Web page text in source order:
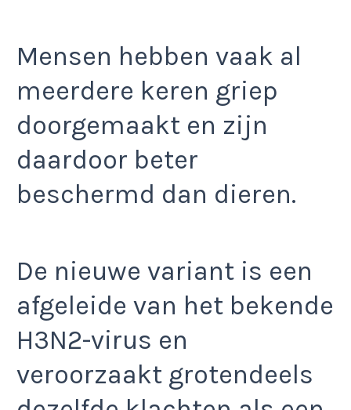
Mensen hebben vaak al
meerdere keren griep
doorgemaakt en zijn
daardoor beter
beschermd dan dieren.
De nieuwe variant is een
afgeleide van het bekende
H3N2-virus en
veroorzaakt grotendeels